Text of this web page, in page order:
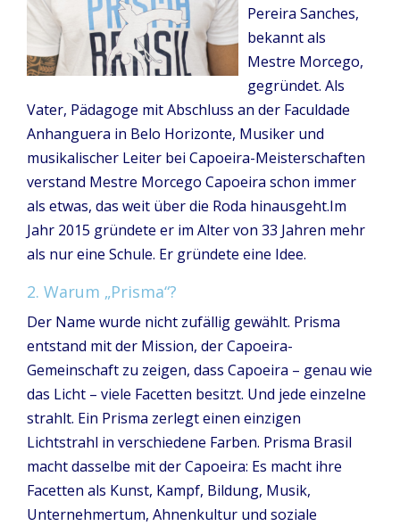
Pereira Sanches,
bekannt als
Mestre Morcego,
gegründet. Als
Vater, Pädagoge mit Abschluss an der Faculdade
Anhanguera in Belo Horizonte, Musiker und
musikalischer Leiter bei Capoeira-Meisterschaften
verstand Mestre Morcego Capoeira schon immer
als etwas, das weit über die Roda hinausgeht.Im
Jahr 2015 gründete er im Alter von 33 Jahren mehr
als nur eine Schule. Er gründete eine Idee.
2. Warum „Prisma“?
Der Name wurde nicht zufällig gewählt. Prisma
entstand mit der Mission, der Capoeira-
Gemeinschaft zu zeigen, dass Capoeira – genau wie
das Licht – viele Facetten besitzt. Und jede einzelne
strahlt. Ein Prisma zerlegt einen einzigen
Lichtstrahl in verschiedene Farben. Prisma Brasil
macht dasselbe mit der Capoeira: Es macht ihre
Facetten als Kunst, Kampf, Bildung, Musik,
Unternehmertum, Ahnenkultur und soziale